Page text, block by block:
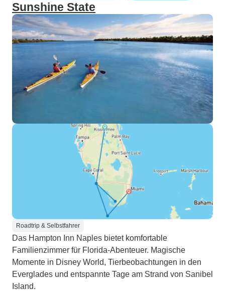
Sunshine State
Roadtrip & Selbstfahrer
Das Hampton Inn Naples bietet komfortable
Familienzimmer für Florida-Abenteuer. Magische
Momente in Disney World, Tierbeobachtungen in den
Everglades und entspannte Tage am Strand von Sanibel
Island.